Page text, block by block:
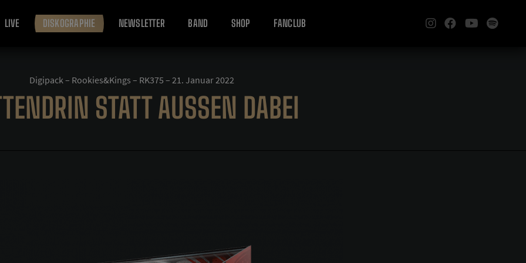
LIVE DISKOGRAPHIE NEWSLETTER BAND SHOP FANCLUB
Digipack – Rookies&Kings – RK375 – 21. Januar 2022
STATT AUSSEN DABEI